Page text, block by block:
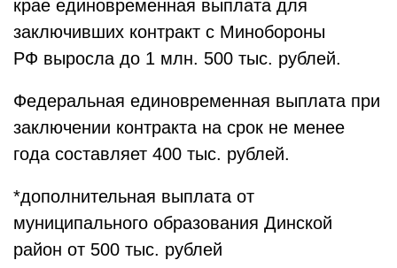
крае единовременная выплата для
заключивших контракт с Минобороны
РФ выросла до 1 млн. 500 тыс. рублей.
Федеральная единовременная выплата при
заключении контракта на срок не менее
года составляет 400 тыс. рублей.
*дополнительная выплата от
муниципального образования Динской
район от 500 тыс. рублей